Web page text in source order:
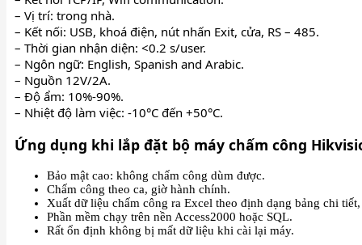
– Vị trí: trong nhà.
– Kết nối: USB, khoá điện, nút nhấn Exit, cửa, RS – 485.
– Thời gian nhận diện: <0.2 s/user.
– Ngôn ngữ: English, Spanish and Arabic.
– Nguồn 12V/2A.
– Độ ẩm: 10%-90%.
– Nhiệt độ làm việc: -10°C đến +50°C.
Ứng dụng khi lắp đặt bộ máy chấm công
Bảo mật cao: không chấm công dùm được.
Chấm công theo ca, giờ hành chính.
Xuất dữ liệu chấm công ra Excel theo định dạng bảng chi
Phần mềm chạy trên nền Access2000 hoặc SQL.
Rất ổn định không bị mất dữ liệu khi cài lại máy.